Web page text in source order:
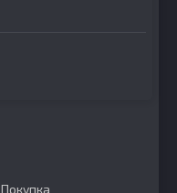
Покупка